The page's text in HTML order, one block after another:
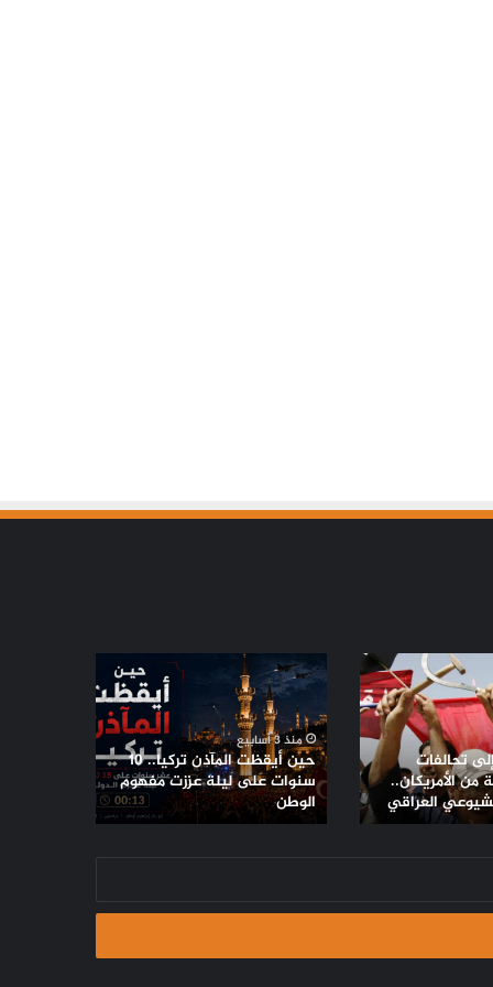
تحالفات
من الأمريكان..
العراقي
حين
أيقظت
المآذن
تركيا..
10
سنوات
على
ليلة
منذ 3 أسابيع
حين أيقظت المآذن تركيا.. 10
سنوات على ليلة عززت مفهوم
الوطن